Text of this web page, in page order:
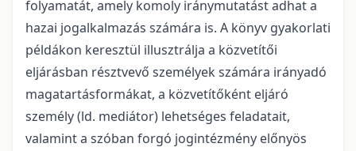
folyamatát, amely komoly iránymutatást adhat a
hazai jogalkalmazás számára is. A könyv gyakorlati
példákon keresztül illusztrálja a közvetítői
eljárásban résztvevő személyek számára irányadó
magatartásformákat, a közvetítőként eljáró
személy (ld. mediátor) lehetséges feladatait,
valamint a szóban forgó jogintézmény előnyös